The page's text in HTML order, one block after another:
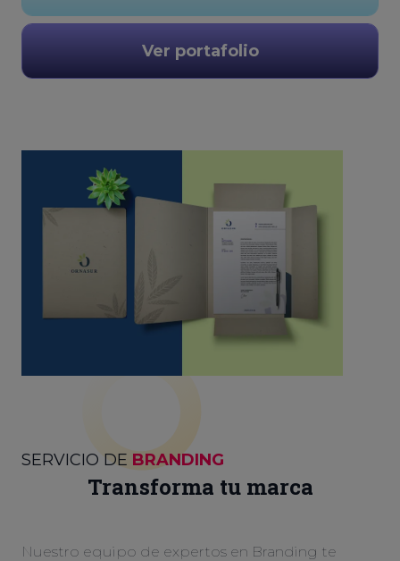
Ver portafolio
SERVICIO DE BRANDING
Transforma tu marca
Nuestro equipo de expertos en Branding te